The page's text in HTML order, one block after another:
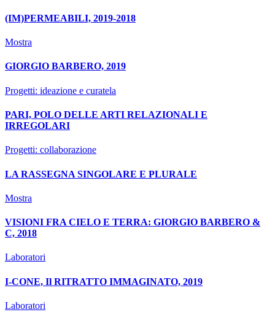
(IM)PERMEABILI, 2019-2018
Mostra
GIORGIO BARBERO, 2019
Progetti: ideazione e curatela
PARI, POLO DELLE ARTI RELAZIONALI E
IRREGOLARI
Progetti: collaborazione
LA RASSEGNA SINGOLARE E PLURALE
Mostra
VISIONI FRA CIELO E TERRA: GIORGIO BARBERO &
C, 2018
Laboratori
I-CONE, Il RITRATTO IMMAGINATO, 2019
Laboratori